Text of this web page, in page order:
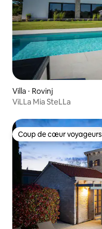
Villa ⋅ Rovinj
ViLLa Mia SteLLa
Coup de cœur voyageurs
Coup de cœur voyageurs